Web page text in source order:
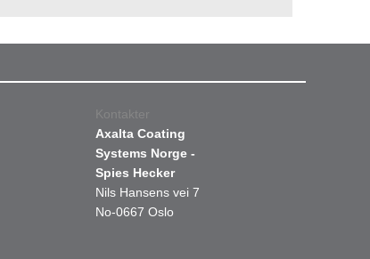
Kontakter
Axalta Coating
Systems Norge -
Spies Hecker
Nils Hansens vei 7
No-0667 Oslo